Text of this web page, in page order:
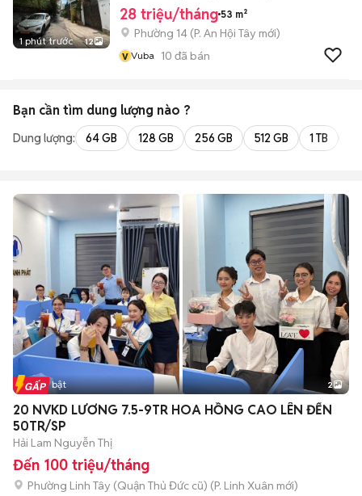
1 phút trước 12
28 triệu/tháng 53 m²
Phường 14 (P. An Hội Tây mới)
v Vuba 10 đã bán
Bạn cần tìm dung lượng nào ?
Dung lượng: 64 GB 128 GB 256 GB 512 GB 1 TB
Tin nổi bật 2
20 NVKD LƯƠNG 7.5-9TR HOA HỒNG CAO LÊN ĐẾN
50TR/SP
Hải Lam Nguyễn Thị
Đến 100 triệu/tháng
Phường Linh Tây (Quận Thủ Đức cũ) (P. Linh Xuân mới)